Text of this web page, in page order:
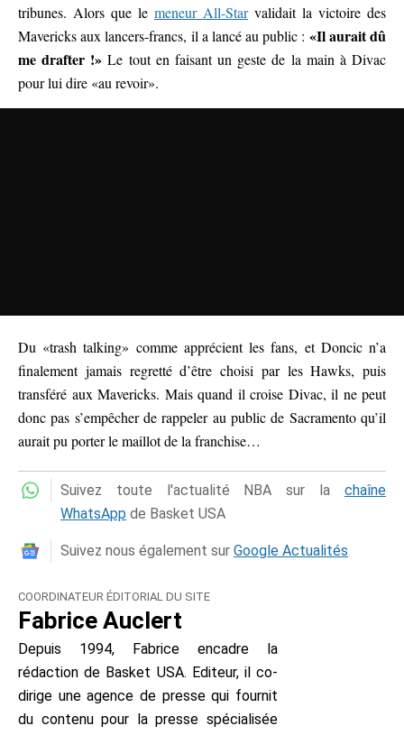
tribunes. Alors que le meneur All-Starvalidait la victoire des
Mavericks aux lancers-francs, il a lancé au public : «Il aurait dû
me drafter !» Le tout en faisant un geste de la main à Divac
pour lui dire «au revoir».
Du «trash talking» comme apprécient les fans, et Doncic n’a
finalement jamais regretté d’être choisi par les Hawks, puis
transféré aux Mavericks. Mais quand il croise Divac, il ne peut
donc pas s’empêcher de rappeler au public de Sacramento qu’il
aurait pu porter le maillot de la franchise…
Suivez toute l'actualité NBA sur la chaîne
WhatsApp de Basket USA
Suivez nous également sur Google Actualités
COORDINATEUR ÉDITORIAL DU SITE
Fabrice Auclert
Depuis 1994, Fabrice encadre la
rédaction de Basket USA. Editeur, il co-
dirige une agence de presse qui fournit
du contenu pour la presse spécialisée